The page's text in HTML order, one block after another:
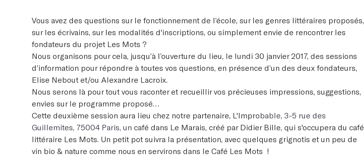
Vous avez des questions sur le fonctionnement de l’école, sur les genres littéraires proposés,
sur les écrivains, sur les modalités d'inscriptions, ou simplement envie de rencontrer les
fondateurs du projet Les Mots ?
Nous organisons pour cela, jusqu’à l’ouverture du lieu, le lundi 30 janvier 2017, des sessions
d’information pour répondre à toutes vos questions, en présence d’un des deux fondateurs,
Elise Nebout et/ou Alexandre Lacroix.
Nous serons là pour tout vous raconter et recueillir vos précieuses impressions, suggestions,
envies sur le programme proposé…
Cette deuxième session aura lieu chez notre partenaire, L'Improbable, 3-5 rue des
Guillemites, 75004 Paris, un café dans Le Marais, créé par Didier Bille, qui s'occupera du café
littéraire Les Mots. Un petit pot suivra la présentation, avec quelques grignotis et un peu de
vin bio & nature comme nous en servirons dans le Café Les Mots !